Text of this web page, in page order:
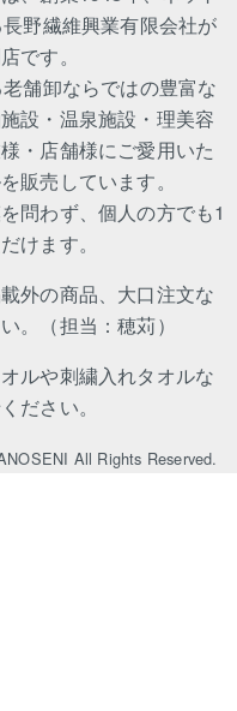
野繊維興業有限会社が
です。
舗卸ならではの豊富な
設・温泉施設・理美容
・店舗様にご愛用いた
販売しています。
問わず、個人の方でも1
けます。
外の商品、大口注文な
。（担当：穂苅）
ルや刺繍入れタオルな
ださい。
All Rights Reserved.